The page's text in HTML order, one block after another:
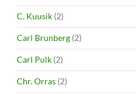
C. Kuusik (2)
Carl Brunberg (2)
Carl Pulk (2)
Chr. Orras (2)